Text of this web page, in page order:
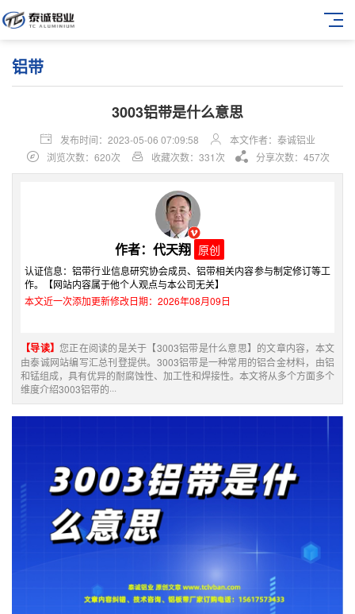
铝带
3003铝带是什么意思
发布时间：2023-05-06 07:09:58
本文作者：泰诚铝业
浏览次数：620次
收藏次数：331次 分享次数：457次
作者：代天翔 原创
认证信息：铝带行业信息研究协会成员、铝带相关内容参与制定修订等工
作。【网站内容属于他个人观点与本公司无关】
本文近一次添加更新修改日期：2026年08月09日
【导读】您正在阅读的是关于【3003铝带是什么意思】的文章内容，本文
由泰诚网站编写汇总刊登提供。3003铝带是一种常用的铝合金材料，由铝
和锰组成，具有优异的耐腐蚀性、加工性和焊接性。本文将从多个方面多个
维度介绍3003铝带的···